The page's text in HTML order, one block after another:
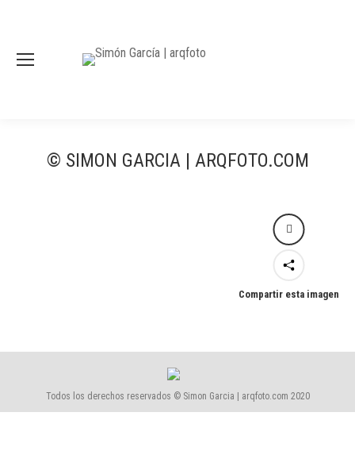
© SIMON GARCIA | ARQFOTO.COM
Compartir esta imagen
Todos los derechos reservados © Simon Garcia | arqfoto.com 2020